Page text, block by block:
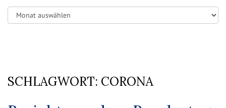
Archiv
SCHLAGWORT: CORONA